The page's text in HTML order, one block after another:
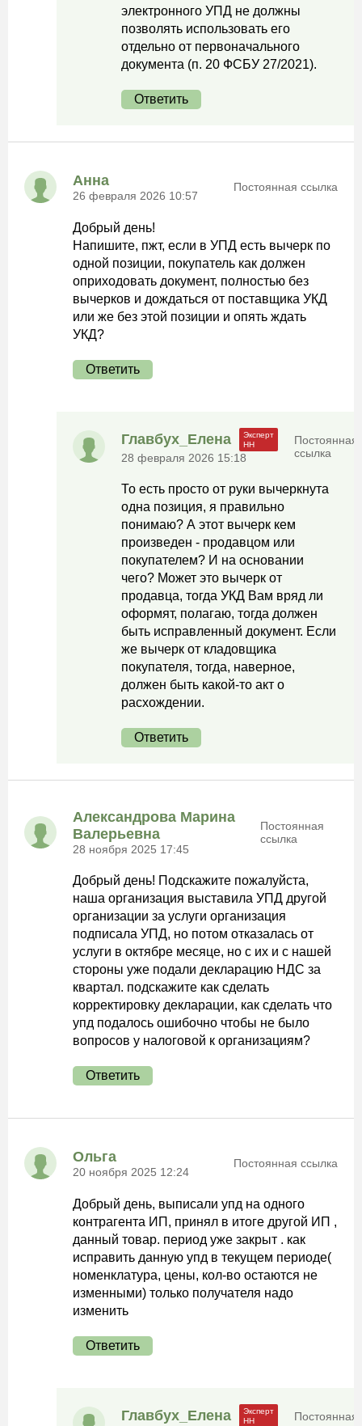
электронного УПД не должны
позволять использовать его
отдельно от первоначального
документа (п. 20 ФСБУ 27/2021).
Ответить
Анна
26 февраля 2026 10:57
Постоянная ссылка
Добрый день!
Напишите, пжт, если в УПД есть вычерк по
одной позиции, покупатель как должен
оприходовать документ, полностью без
вычерков и дождаться от поставщика УКД
или же без этой позиции и опять ждать
УКД?
Ответить
Главбух_Елена
28 февраля 2026 15:18
Постоянная
ссылка
То есть просто от руки вычеркнута
одна позиция, я правильно
понимаю? А этот вычерк кем
произведен - продавцом или
покупателем? И на основании
чего? Может это вычерк от
продавца, тогда УКД Вам вряд ли
оформят, полагаю, тогда должен
быть исправленный документ. Если
же вычерк от кладовщика
покупателя, тогда, наверное,
должен быть какой-то акт о
расхождении.
Ответить
Александрова Марина
Валерьевна
28 ноября 2025 17:45
Постоянная
ссылка
Добрый день! Подскажите пожалуйста,
наша организация выставила УПД другой
организации за услуги организация
подписала УПД, но потом отказалась от
услуги в октябре месяце, но с их и с нашей
стороны уже подали декларацию НДС за
квартал. подскажите как сделать
корректировку декларации, как сделать что
упд подалось ошибочно чтобы не было
вопросов у налоговой к организациям?
Ответить
Ольга
20 ноября 2025 12:24
Постоянная ссылка
Добрый день, выписали упд на одного
контрагента ИП, принял в итоге другой ИП ,
данный товар. период уже закрыт . как
исправить данную упд в текущем периоде(
номенклатура, цены, кол-во остаются не
изменными) только получателя надо
изменить
Ответить
Главбух_Елена
Постоянная